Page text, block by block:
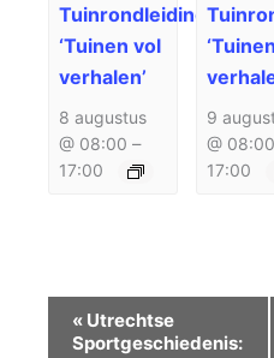
Tuinrondleiding
‘Tuinen vol
verhalen’
8 augustus
@ 08:00 –
17:00
9
@ 08:00
17:00
Evenement
Navigatie
« Utrechtse
Sportgeschiedenis: